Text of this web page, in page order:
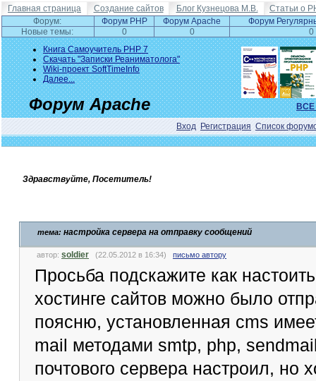
Главная страница Создание сайтов Блог Кузнецова М.В.
Статьи о
Форум:
Форум PHP Форум Apache
Форум
Новые темы:
0 0
0
Книга Самоучитель PHP 7
Скачать "Записки Реаниматолога"
Wiki-проект SoftTimeInfo
Далее...
Форум Apache
Вход Регистрация Список
Здравствуйте, Посетитель!
тема: настройка сервера на отправку сообщений
автор: soldier (22.05.2012 в 16:34) письмо автору
Просьба подскажите как
хостинге сайтов можно было
поясню, установленная cms
mail методами smtp, php,
почтового сервера настроил, но